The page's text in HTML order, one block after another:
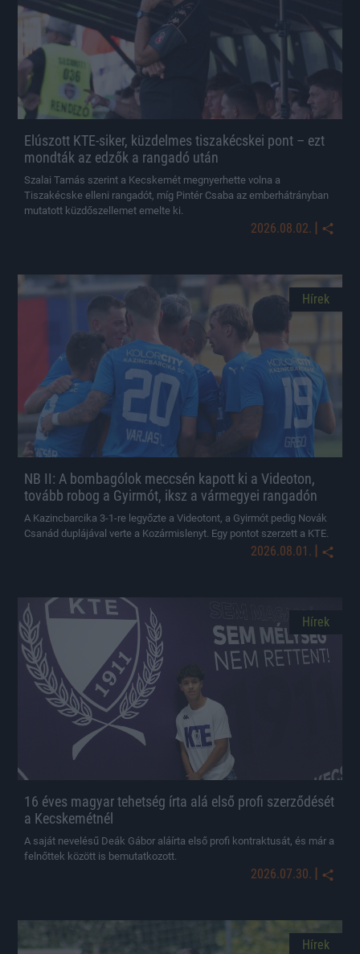
Elúszott KTE-siker, küzdelmes tiszakécskei pont – ezt
mondták az edzők a rangadó után
Szalai Tamás szerint a Kecskemét megnyerhette volna a
Tiszakécske elleni rangadót, míg Pintér Csaba az emberhátrányban
mutatott küzdőszellemet emelte ki.
2026.08.02. |
Hírek
NB II: A bombagólok meccsén kapott ki a Videoton,
tovább robog a Gyirmót, iksz a vármegyei rangadón
A Kazincbarcika 3-1-re legyőzte a Videotont, a Gyirmót pedig Novák
Csanád duplájával verte a Kozármislenyt. Egy pontot szerzett a KTE.
2026.08.01. |
Hírek
16 éves magyar tehetség írta alá első profi szerződését
a Kecskemétnél
A saját nevelésű Deák Gábor aláírta első profi kontraktusát, és már a
felnőttek között is bemutatkozott.
2026.07.30. |
Hírek